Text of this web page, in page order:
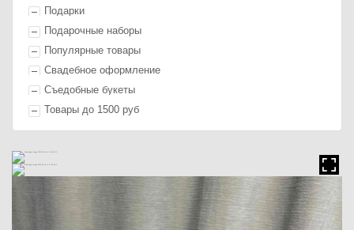
Подарки
Подарочные наборы
Популярные товары
Свадебное оформление
Съедобные букеты
Товары до 1500 руб